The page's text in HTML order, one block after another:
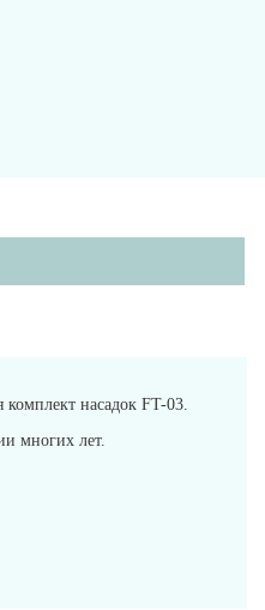
комплект насадок FT-03.
многих лет.